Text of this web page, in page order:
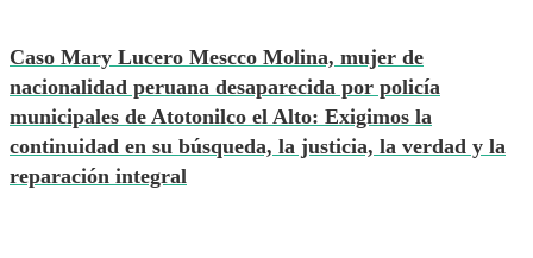
Caso Mary Lucero Mescco Molina, mujer de
nacionalidad peruana desaparecida por policía
municipales de Atotonilco el Alto: Exigimos la
continuidad en su búsqueda, la justicia, la verdad y la
reparación integral